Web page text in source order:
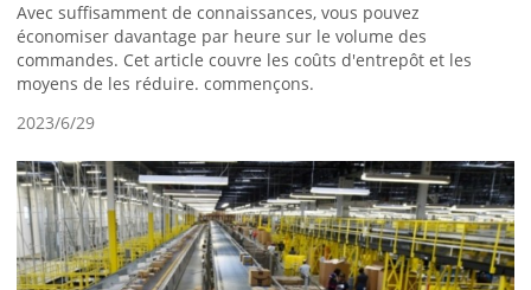
Avec suffisamment de connaissances, vous pouvez
économiser davantage par heure sur le volume des
commandes. Cet article couvre les coûts d'entrepôt et les
moyens de les réduire. commençons.
2023/6/29